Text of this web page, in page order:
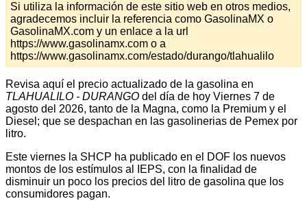
Si utiliza la información de este sitio web en otros medios,
agradecemos incluir la referencia como GasolinaMX o
GasolinaMX.com y un enlace a la url
https://www.gasolinamx.com o a
https://www.gasolinamx.com/estado/durango/tlahualilo
Revisa aquí el precio actualizado de la gasolina en
TLAHUALILO - DURANGO del día de hoy Viernes 7 de
agosto del 2026, tanto de la Magna, como la Premium y el
Diesel; que se despachan en las gasolinerias de Pemex por
litro.
Este viernes la SHCP ha publicado en el DOF los nuevos
montos de los estímulos al IEPS, con la finalidad de
disminuir un poco los precios del litro de gasolina que los
consumidores pagan.